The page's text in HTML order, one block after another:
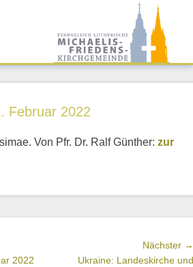
Februar 2022
Von Pfr. Dr. Ralf Günther: zur
2022
Nächster →
Ukraine: Landeskirche und